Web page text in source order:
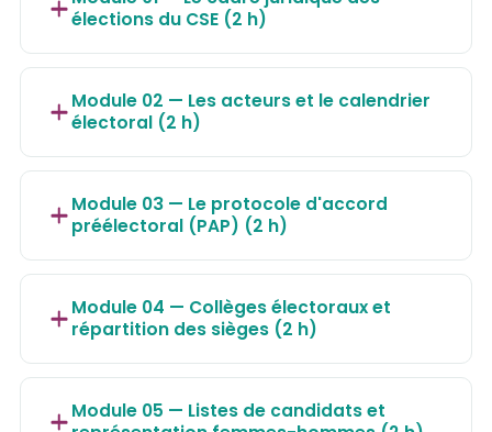
élections du CSE (2 h)
Module 02 — Les acteurs et le calendrier
électoral (2 h)
Module 03 — Le protocole d'accord
préélectoral (PAP) (2 h)
Module 04 — Collèges électoraux et
répartition des sièges (2 h)
Module 05 — Listes de candidats et